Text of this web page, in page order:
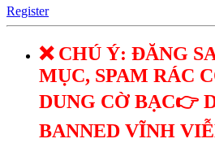
Register
❌ CHÚ Ý: ĐĂNG
MỤC, SPAM RÁC
DUNG CỜ BẠC👉
BANNED VĨNH